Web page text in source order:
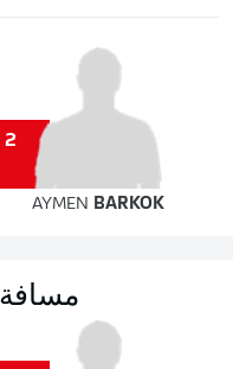
2
AYMEN BARKOK